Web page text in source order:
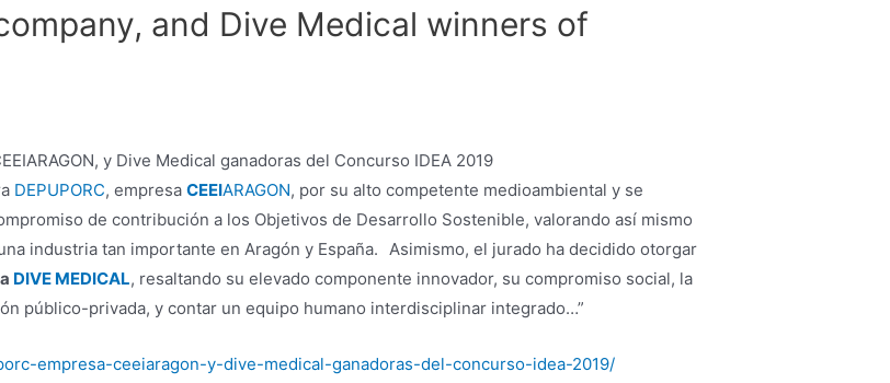
and Dive Medical winners of
DEPUPORC, empresaCEEIARAGON, por su alto competente medioambiental y se
de contribución a los Objetivos de Desarrollo Sostenible, valorando así mismo
industria tan importante en Aragón y España. Asimismo, el jurado ha decidido otorgar
DIVE MEDICAL, resaltando su elevado componente innovador, su compromiso social, la
público-privada, y contar un equipo humano interdisciplinar integrado…”
empresa-ceeiaragon-y-dive-medical-ganadoras-del-concurso-idea-2019/